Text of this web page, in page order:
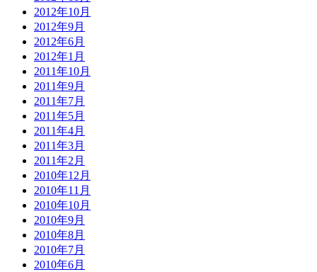
2012年10月
2012年9月
2012年6月
2012年1月
2011年10月
2011年9月
2011年7月
2011年5月
2011年4月
2011年3月
2011年2月
2010年12月
2010年11月
2010年10月
2010年9月
2010年8月
2010年7月
2010年6月